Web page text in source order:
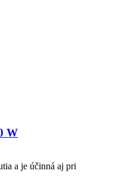
W
a je účinná aj pri